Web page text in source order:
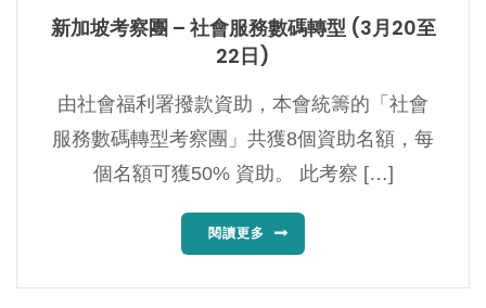
新加坡考察團 – 社會服務數碼轉型 (3月20至
22日)
由社會福利署撥款資助，本會統籌的「社會
服務數碼轉型考察團」共獲8個資助名額，每
個名額可獲50% 資助。 此考察 […]
閱讀更多